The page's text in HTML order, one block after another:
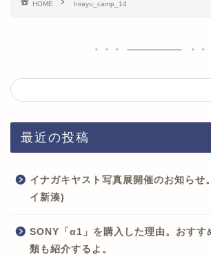
HOME hirayu_camp_14
最近の投稿
イナガキヤスト写真展開催のお知らせ
イ新湊)
SONY「α1」を購入した理由。おすす
類も紹介するよ。